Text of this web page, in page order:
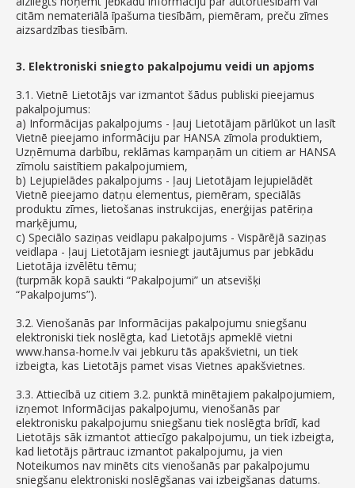
citām nemateriālā īpašuma tiesībām, piemēram, preču zīmes
aizsardzības tiesībām.
3. Elektroniski sniegto pakalpojumu veidi un apjoms
3.1. Vietnē Lietotājs var izmantot šādus publiski pieejamus
pakalpojumus:
a) Informācijas pakalpojums - ļauj Lietotājam pārlūkot un lasīt
Vietnē pieejamo informāciju par HANSA zīmola produktiem,
Uzņēmuma darbību, reklāmas kampaņām un citiem ar HANSA
zīmolu saistītiem pakalpojumiem,
b) Lejupielādes pakalpojums - ļauj Lietotājam lejupielādēt
Vietnē pieejamo datņu elementus, piemēram, speciālās
produktu zīmes, lietošanas instrukcijas, enerģijas patēriņa
marķējumu,
c) Speciālo saziņas veidlapu pakalpojums - Vispārējā saziņas
veidlapa - ļauj Lietotājam iesniegt jautājumus par jebkādu
Lietotāja izvēlētu tēmu;
(turpmāk kopā saukti “Pakalpojumi” un atsevišķi
“Pakalpojums”).
3.2. Vienošanās par Informācijas pakalpojumu sniegšanu
elektroniski tiek noslēgta, kad Lietotājs apmeklē vietni
www.hansa-home.lv vai jebkuru tās apakšvietni, un tiek
izbeigta, kas Lietotājs pamet visas Vietnes apakšvietnes.
3.3. Attiecībā uz citiem 3.2. punktā minētajiem pakalpojumiem,
izņemot Informācijas pakalpojumu, vienošanās par
elektronisku pakalpojumu sniegšanu tiek noslēgta brīdī, kad
Lietotājs sāk izmantot attiecīgo pakalpojumu, un tiek izbeigta,
kad lietotājs pārtrauc izmantot pakalpojumu, ja vien
Noteikumos nav minēts cits vienošanās par pakalpojumu
sniegšanu elektroniski noslēgšanas vai izbeigšanas datums.